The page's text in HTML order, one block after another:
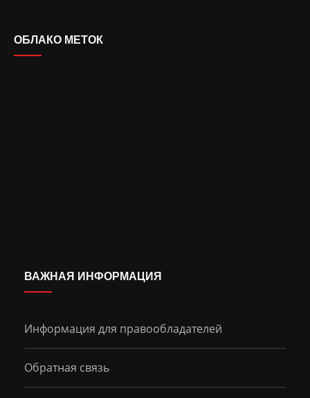
ОБЛАКО МЕТОК
ВАЖНАЯ ИНФОРМАЦИЯ
Информация для правообладателей
Обратная связь